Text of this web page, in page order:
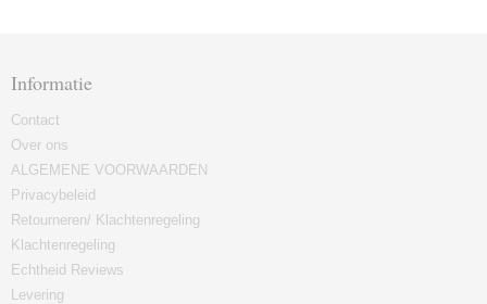
Informatie
Contact
Over ons
ALGEMENE VOORWAARDEN
Privacybeleid
Retourneren/ Klachtenregeling
Klachtenregeling
Echtheid Reviews
Levering